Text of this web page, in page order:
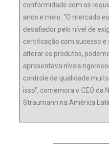
conformidade com os
anos e meio. “O mercado
desafiador pelo nível de
certificação com sucesso e
alterar os produtos,
apresentava níveis
controle de qualidade
isso”, comemora o CEO da
Straumann na América